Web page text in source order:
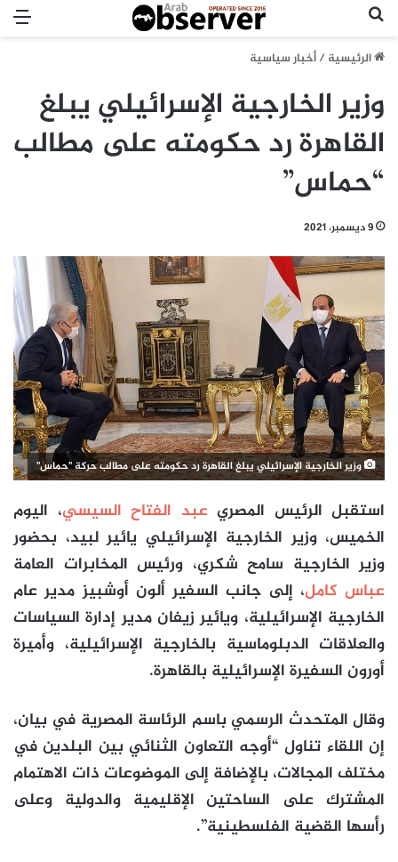
الرئيسية/أخبار سياسية
وزير الخارجية الإسرائيلي يبلغ
القاهرة رد حكومته على مطالب
“حماس”
9 ديسمبر، 2021
وزير الخارجية الإسرائيلي يبلغ القاهرة رد حكومته على مطالب حركة "حماس"
استقبل الرئيس المصري عبد الفتاح السيسي، اليوم
الخميس، وزير الخارجية الإسرائيلي يائير لبيد، بحضور
وزير الخارجية سامح شكري، ورئيس المخابرات العامة
عباس كامل، إلى جانب السفير ألون أوشبيز مدير عام
الخارجية الإسرائيلية، ويائير زيفان مدير إدارة السياسات
والعلاقات الدبلوماسية بالخارجية الإسرائيلية، وأميرة
أورون السفيرة الإسرائيلية بالقاهرة.
وقال المتحدث الرسمي باسم الرئاسة المصرية في بيان،
إن اللقاء تناول “أوجه التعاون الثنائي بين البلدين في
مختلف المجالات، بالإضافة إلى الموضوعات ذات الاهتمام
المشترك على الساحتين الإقليمية والدولية وعلى
رأسها القضية الفلسطينية”.